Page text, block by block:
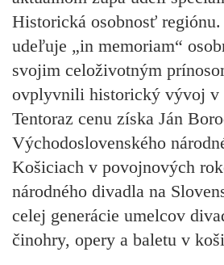
Historická osobnosť regiónu
udeľuje „in memoriam“
svojim celoživotným
ovplyvnili historický vývoj v
Tentoraz cenu získa Ján
Východoslovenského
Košiciach v povojnových
národného divadla na
celej generácie umelcov
činohry, opery a baletu v